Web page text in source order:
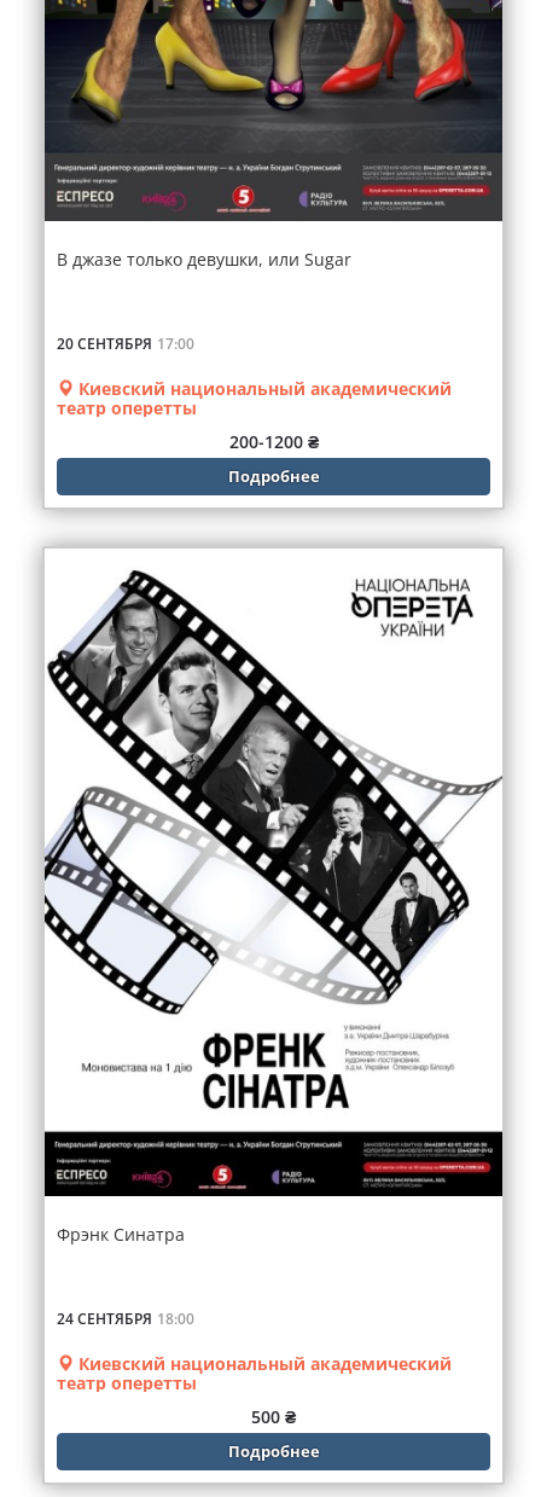
В джазе только девушки, или Sugar
20 СЕНТЯБРЯ 17:00
Киевский национальный академический
театр оперетты
200-1200 ₴
Подробнее
Фрэнк Синатра
24 СЕНТЯБРЯ 18:00
Киевский национальный академический
театр оперетты
500 ₴
Подробнее